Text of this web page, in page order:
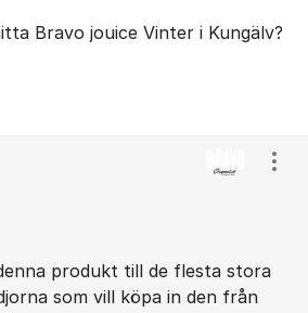
Bravo jouice Vinter i Kungälv?
produkt till de flesta stora
som vill köpa in den från